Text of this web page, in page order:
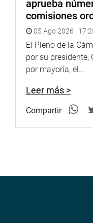
aprueba
comisiones
05 Ago 2026 |
El Pleno de la
por su presidente,
por mayoría, el...
Leer más >
Compartir